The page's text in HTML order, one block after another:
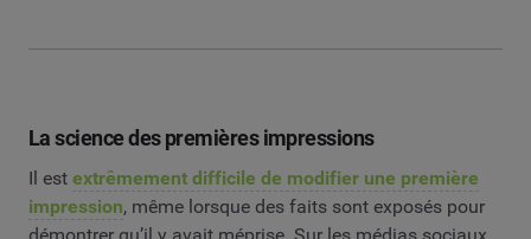
La science des premières impressions
Il est extrêmement difficile de modifier une première
impression, même lorsque des faits sont exposés pour